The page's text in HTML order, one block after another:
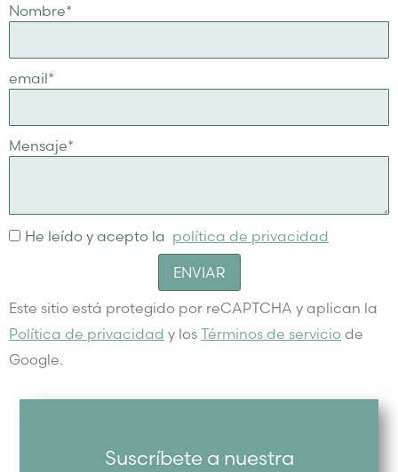
Nombre*
email*
Mensaje*
He leído y acepto la política de privacidad
ENVIAR
Este sitio está protegido por reCAPTCHA y aplican la
Política de privacidad y los Términos de servicio de
Google.
Suscríbete a nuestra